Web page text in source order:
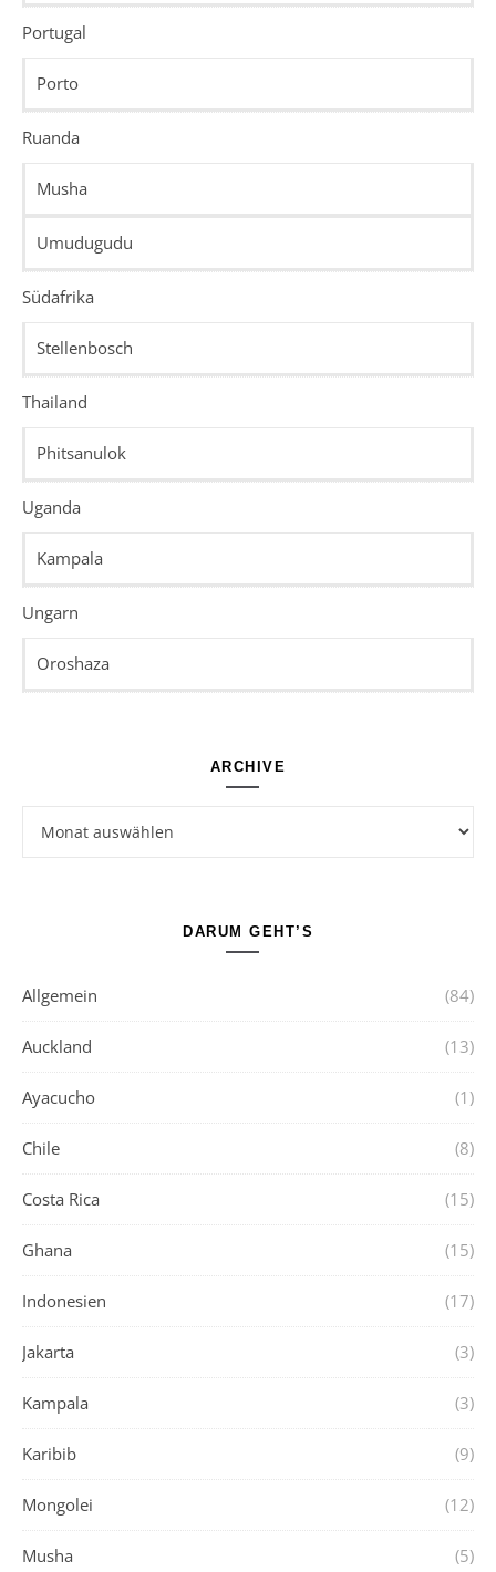
Portugal
Porto
Ruanda
Musha
Umudugudu
Südafrika
Stellenbosch
Thailand
Phitsanulok
Uganda
Kampala
Ungarn
Oroshaza
ARCHIVE
DARUM GEHT’S
Allgemein (84)
Auckland (13)
Ayacucho (1)
Chile (8)
Costa Rica (15)
Ghana (15)
Indonesien (17)
Jakarta (3)
Kampala (3)
Karibib (9)
Mongolei (12)
Musha (5)